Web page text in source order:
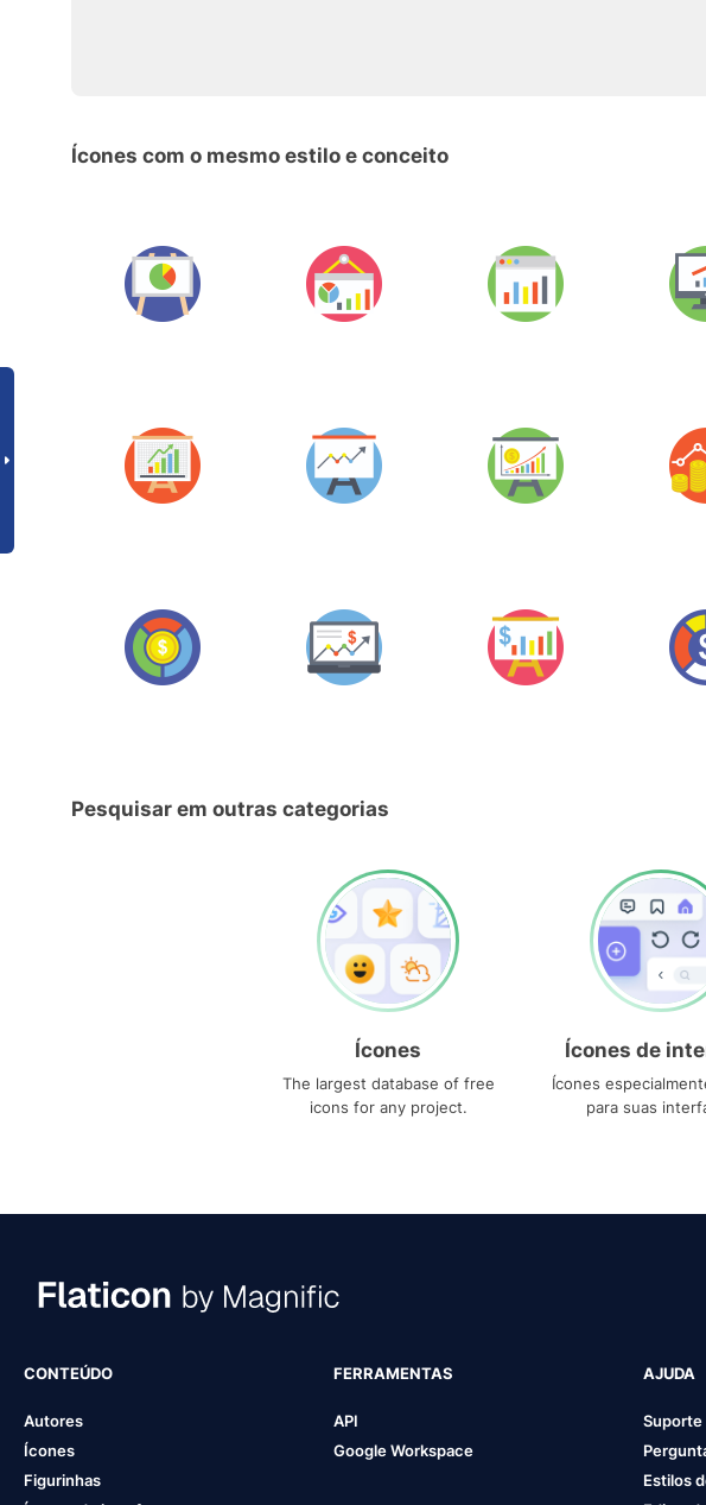
Ícones com o mesmo estilo e conceito
Pesquisar em outras categorias
Ícones
The largest database of free
icons for any project.
Ícones de
Ícones
para suas
CONTEÚDO
Autores
Ícones
Figurinhas
FERRAMENTAS
API
Google Workspace
AJUDA
Suporte
Estilos